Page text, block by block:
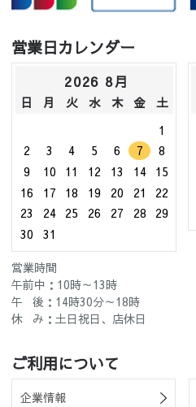
営業日カレンダー
2026 8月
日 月 火 水 木 金
土
1
2
3 4 5 6 7
8
9
10 11 12 13 14
15
16
17 18 19 20 21
22
23
24 25 26 27 28
29
30
31
営業時間
午前中：10時～13時
午 後：14時30分～18時
休 み：土日祝日、店休日
ご利用について
企業情報